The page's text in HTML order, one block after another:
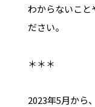
わからないこと
ださい。
＊＊＊
2023年5月から